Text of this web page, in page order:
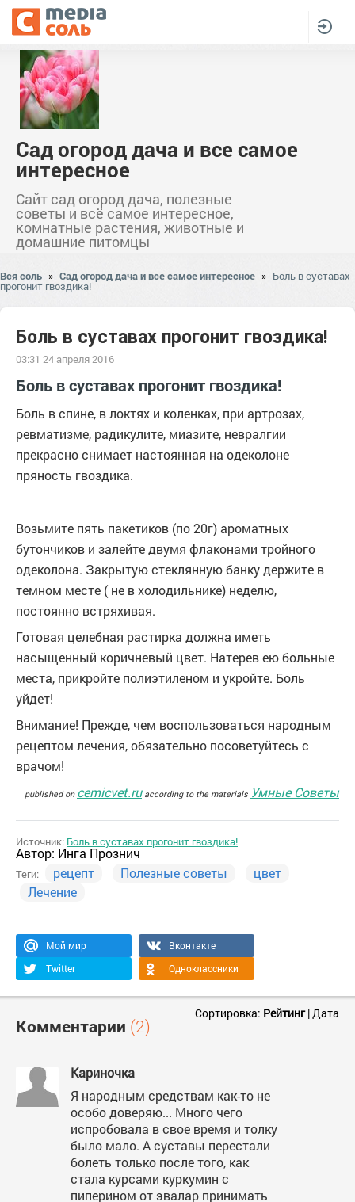
Сад огород дача и все самое
интересное
Сайт сад огород дача, полезные
советы и всё самое интересное,
комнатные растения, животные и
домашние питомцы
Вся соль » Сад огород дача и все самое интересное » Боль в суставах
прогонит гвоздика!
Боль в суставах прогонит гвоздика!
03:31 24 апреля 2016
Боль в суставах прогонит гвоздика!
Боль в спине, в локтях и коленках, при артрозах,
ревматизме, радикулите, миазите, невралгии
прекрасно снимает настоянная на одеколоне
пряность гвоздика.
Возьмите пять пакетиков (по 20г) ароматных
бутончиков и залейте двумя флаконами тройного
одеколона. Закрытую стеклянную банку держите в
темном месте ( не в холодильнике) неделю,
постоянно встряхивая.
Готовая целебная растирка должна иметь
насыщенный коричневый цвет. Натерев ею больные
места, прикройте полиэтиленом и укройте. Боль
уйдет!
Внимание! Прежде, чем воспользоваться народным
рецептом лечения, обязательно посоветуйтесь с
врачом!
published on cemicvet.ruaccording to the materials Умные Советы
Источник: Боль в суставах прогонит гвоздика!
Автор: Инга Прознич
Теги: рецепт Полезные советы
цвет
Лечение
Мой мир
Вконтакте
Twitter
Одноклассники
Комментарии (2)
Сортировка: Рейтинг|Дата
Кариночка
Я народным средствам как-то не
особо доверяю... Много чего
испробовала в свое время и толку
было мало. А суставы перестали
болеть только после того, как
стала курсами куркумин с
пиперином от эвалар принимать